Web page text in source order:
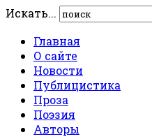
Искать...
Главная
О сайте
Новости
Публицистика
Проза
Поэзия
Авторы